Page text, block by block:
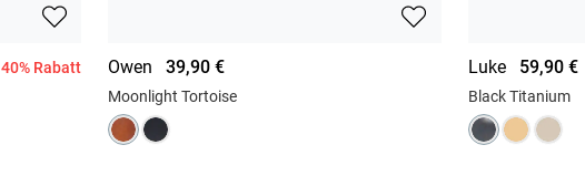
40% Rabatt
Owen 39,90 €
Moonlight Tortoise
Luke 59,90 €
Black Titanium